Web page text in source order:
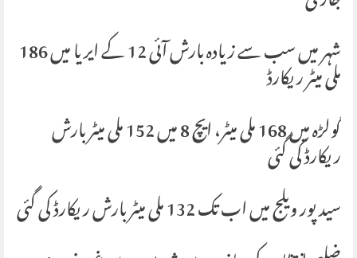
شہر میں سب سے زیادہ بارش آئی 12 کے ایریا میں 186
ملی میٹر ریکارڈ
گولڑہ میں 168 ملی میٹر، ایچ 8 میں 152 ملی میٹر بارش
ریکارڈ کی گئی
سید پور ویلج میں اب تک 132 ملی میٹر بارش ریکارڈ کی گئی